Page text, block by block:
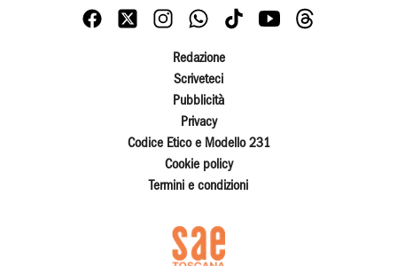
Redazione
Scriveteci
Pubblicità
Privacy
Codice Etico e Modello 231
Cookie policy
Termini e condizioni